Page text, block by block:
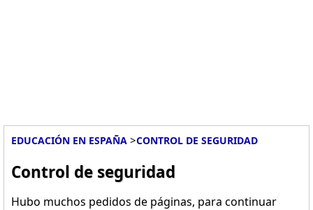
EDUCACIÓN EN ESPAÑA >CONTROL DE SEGURIDAD
Control de seguridad
Hubo muchos pedidos de páginas, para continuar